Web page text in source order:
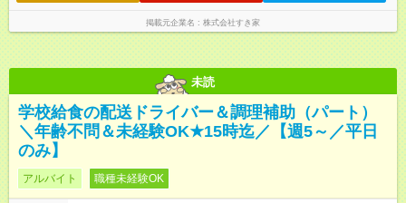
掲載元企業名 株式会社すき家
未読
学校給食の配送ドライバー＆調理補助（パート）
＼年齢不問＆未経験OK★15時迄／【週5～／平日
のみ】
アルバイト 職種未経験OK